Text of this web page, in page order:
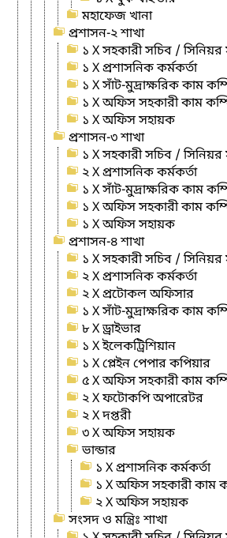
মহাফেজ খানা
প্রশাসন-২ শাখা
১ X সহকারী সচিব /
১ X প্রশাসনিক কর্মকর্তা
১ X সাঁট-মুদ্রাক্ষরিক কাম
১ X অফিস সহকারী কাম
১ X অফিস সহায়ক
প্রশাসন-৩ শাখা
১ X সহকারী সচিব /
২ X প্রশাসনিক কর্মকর্তা
১ X সাঁট-মুদ্রাক্ষরিক কাম
১ X অফিস সহকারী কাম
১ X অফিস সহায়ক
প্রশাসন-৪ শাখা
১ X সহকারী সচিব /
২ X প্রশাসনিক কর্মকর্তা
২ X প্রটোকল অফিসার
১ X সাঁট-মুদ্রাক্ষরিক কাম
৮ X ড্রাইভার
১ X ইলেকট্রিশিয়ান
১ X প্লেইন পেপার কপিয়ার
৫ X অফিস সহকারী কাম
২ X ফটোকপি অপারেটর
২ X দপ্তরী
৩ X অফিস সহায়ক
ভান্ডার
১ X প্রশাসনিক কর্মকর্তা
১ X অফিস সহকারী কাম
২ X অফিস সহায়ক
সংসদ ও মন্ত্রিঃ শাখা